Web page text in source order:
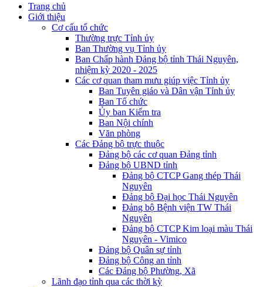
Trang chủ
Giới thiệu
Cơ cấu tổ chức
Thường trực Tỉnh ủy
Ban Thường vụ Tỉnh ủy
Ban Chấp hành Đảng bộ tỉnh Thái Nguyên,
nhiệm kỳ 2020 - 2025
Các cơ quan tham mưu giúp việc Tỉnh ủy
Ban Tuyên giáo và Dân vận Tỉnh ủy
Ban Tổ chức
Ủy ban Kiểm tra
Ban Nội chính
Văn phòng
Các Đảng bộ trực thuộc
Đảng bộ các cơ quan Đảng tỉnh
Đảng bộ UBND tỉnh
Đảng bộ CTCP Gang thép Thái
Nguyên
Đảng bộ Đại học Thái Nguyên
Đảng bộ Bệnh viện TW Thái
Nguyên
Đảng bộ CTCP Kim loại màu Thái
Nguyên - Vimico
Đảng bộ Quân sự tỉnh
Đảng bộ Công an tỉnh
Các Đảng bộ Phường, Xã
Lãnh đạo tỉnh qua các thời kỳ